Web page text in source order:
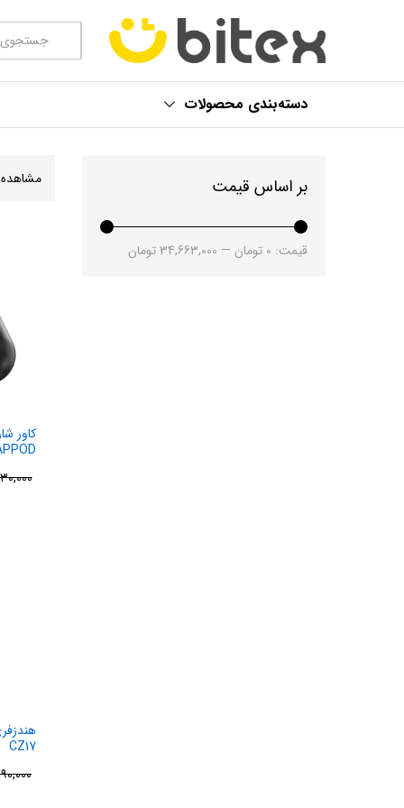
همه موارد
دسته‌بندی محصولات
مشاهده
کاور
CZ17
بر اساس قیمت
قیمت: 0 تومان — 34,663,000 تومان